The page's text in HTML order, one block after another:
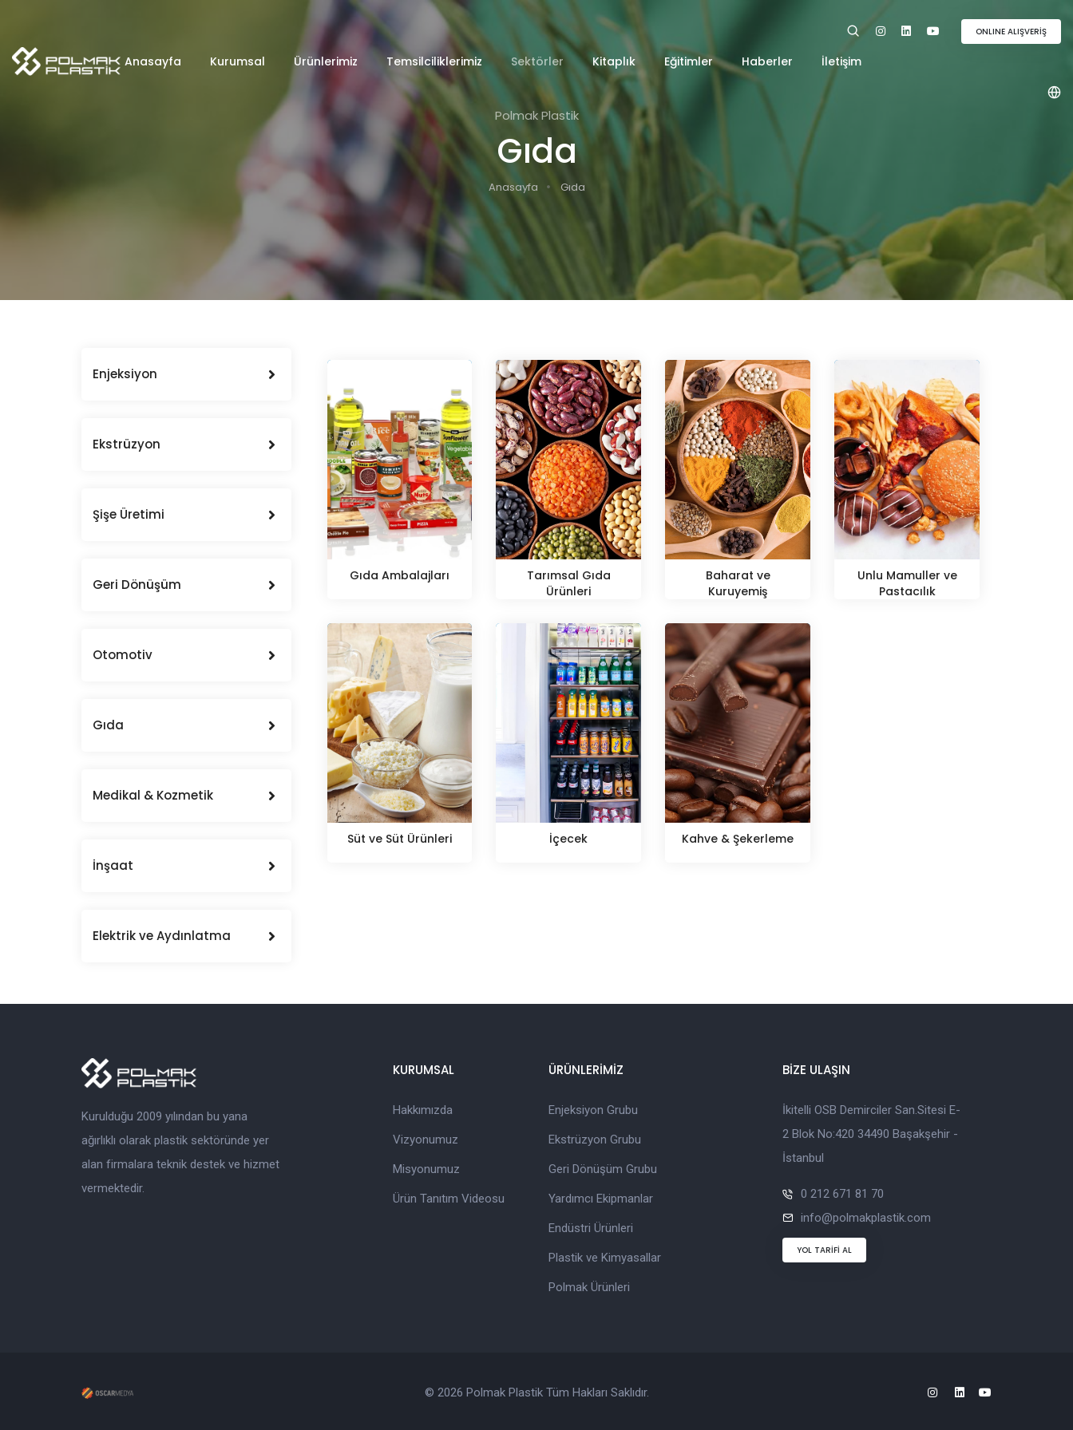
Anasayfa Kurumsal Ürünlerimiz Temsilciliklerimiz Sektörler Kitaplık Eğitimler Haberler İletişim
ONLINE ALIŞVERİŞ
Polmak Plastik
Gıda
Anasayfa Gıda
Enjeksiyon
Ekstrüzyon
Şişe Üretimi
Geri Dönüşüm
Otomotiv
Gıda
Medikal & Kozmetik
İnşaat
Elektrik ve Aydınlatma
Gıda Ambalajları
Tarımsal Gıda
Ürünleri
Baharat ve
Kuruyemiş
Unlu Mamuller ve
Pastacılık
Süt ve Süt Ürünleri İçecek Kahve & Şekerleme
Kurulduğu 2009 yılından bu yana
ağırlıklı olarak plastik sektöründe yer
alan firmalara teknik destek ve hizmet
vermektedir.
KURUMSAL
Hakkımızda
Vizyonumuz
Misyonumuz
Ürün Tanıtım Videosu
ÜRÜNLERİMİZ
Enjeksiyon Grubu
Ekstrüzyon Grubu
Geri Dönüşüm Grubu
Yardımcı Ekipmanlar
Endüstri Ürünleri
Plastik ve Kimyasallar
Polmak Ürünleri
BİZE ULAŞIN
İkitelli OSB Demirciler San.Sitesi E-
2 Blok No:420 34490 Başakşehir -
İstanbul
0 212 671 81 70
info@polmakplastik.com
YOL TARİFİ AL
© 2026 Polmak Plastik Tüm Hakları Saklıdır.